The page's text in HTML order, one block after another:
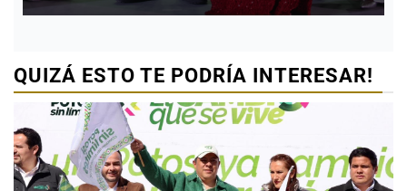
QUIZÁ ESTO TE PODRÍA INTERESAR!